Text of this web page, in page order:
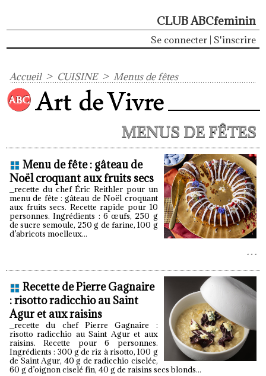
CLUB ABCfeminin
Se connecter S'inscrire
Accueil > CUISINE > Menus de fêtes
MENUS DE FÊTES
Menu de fête : gâteau de
Noël croquant aux fruits secs
_recette du chef Éric Reithler pour un
menu de fête : gâteau de Noël croquant
aux fruits secs. Recette rapide pour 10
personnes. Ingrédients : 6 œufs, 250 g
de sucre semoule, 250 g de farine, 100 g
d’abricots moelleux...
Recette de Pierre Gagnaire
: risotto radicchio au Saint
Agur et aux raisins
_recette du chef Pierre Gagnaire :
risotto radicchio au Saint Agur et aux
raisins. Recette pour 6 personnes.
Ingrédients : 300 g de riz à risotto, 100 g
de Saint Agur, 40 g de radicchio ciselée,
60 g d’oignon ciselé fin, 40 g de raisins secs blonds...